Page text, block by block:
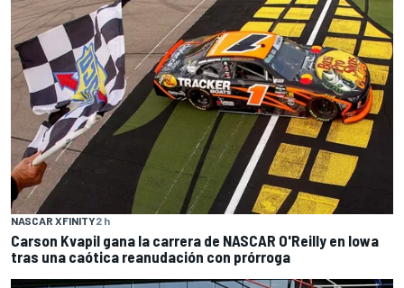
NASCAR XFINITY2 h
Carson Kvapil gana la carrera de NASCAR O'Reilly en Iowa
tras una caótica reanudación con prórroga